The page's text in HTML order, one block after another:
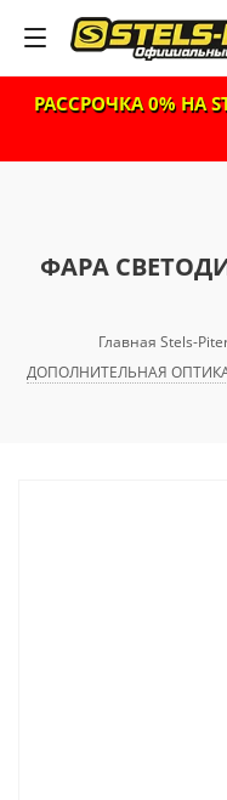
РАССРОЧКА 0% НА
ФАРА
Главная Stels-
ДОПОЛНИТЕЛЬНАЯ